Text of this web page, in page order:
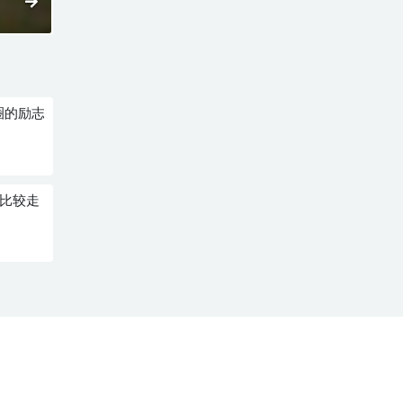
的励志
较走